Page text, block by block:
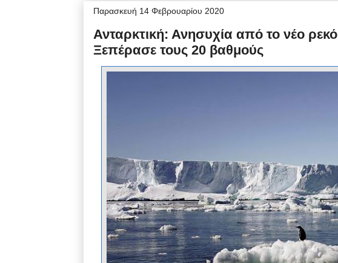
Παρασκευή 14 Φεβρουαρίου 2020
Ανταρκτική: Ανησυχία από το νέο
Ξεπέρασε τους 20 βαθμούς